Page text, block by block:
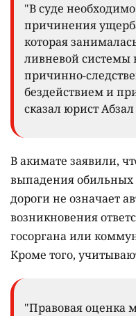
"В суде
причинения
которая
ливневой системы
причинно-
бездействием и
сказал юрист
В акимате заявили,
выпадения обильных
дороги не означает
возникновения
госоргана или
Кроме того,
"Правовая оценка